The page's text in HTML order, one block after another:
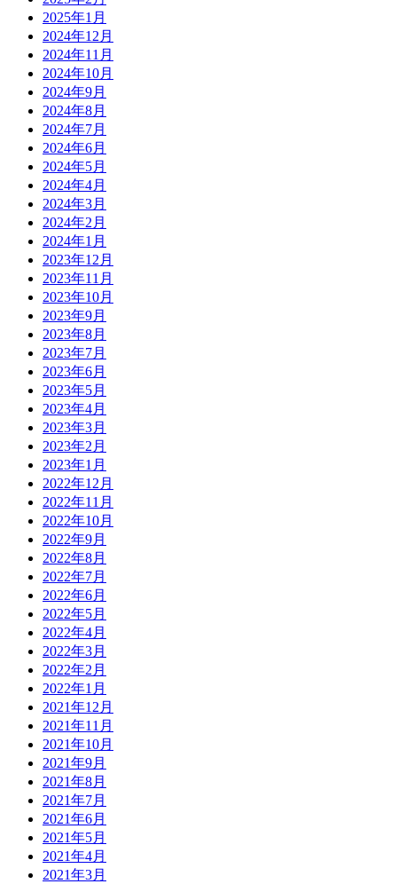
2025年1月
2024年12月
2024年11月
2024年10月
2024年9月
2024年8月
2024年7月
2024年6月
2024年5月
2024年4月
2024年3月
2024年2月
2024年1月
2023年12月
2023年11月
2023年10月
2023年9月
2023年8月
2023年7月
2023年6月
2023年5月
2023年4月
2023年3月
2023年2月
2023年1月
2022年12月
2022年11月
2022年10月
2022年9月
2022年8月
2022年7月
2022年6月
2022年5月
2022年4月
2022年3月
2022年2月
2022年1月
2021年12月
2021年11月
2021年10月
2021年9月
2021年8月
2021年7月
2021年6月
2021年5月
2021年4月
2021年3月